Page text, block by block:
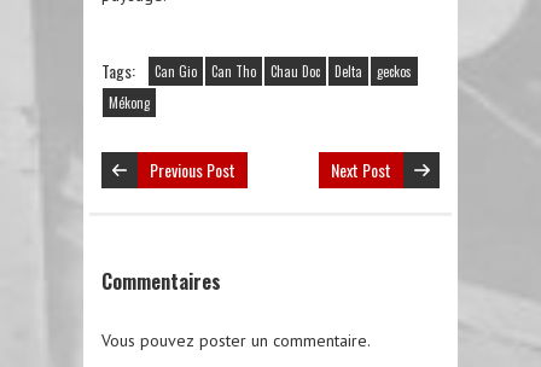
Tags: Can Gio Can Tho Chau Doc Delta
geckos
Mékong
Previous Post Next Post
Commentaires
Vous pouvez poster un commentaire.